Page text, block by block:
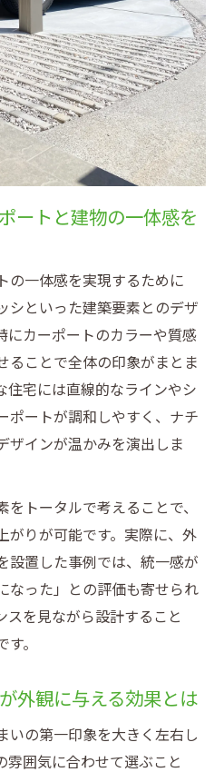
ートと建物の一体感を
の一体感を実現するために
シといった建築要素とのデザ
にカーポートのカラーや質感
ることで全体の印象がまとま
住宅には直線的なラインやシ
ポートが調和しやすく、ナチ
ザインが温かみを演出しま
をトータルで考えることで、
がりが可能です。実際に、外
設置した事例では、統一感が
なった」との評価も寄せられ
スを見ながら設計すること
。
外観に与える効果とは
いの第一印象を大きく左右し
雰囲気に合わせて選ぶこと